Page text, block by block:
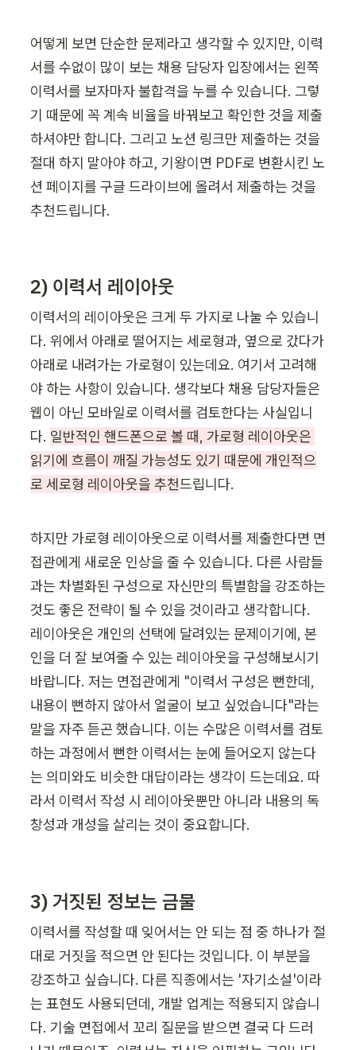
어떻게 보면 단순한 문제라고 생각할 수 있지만, 이력
서를 수없이 많이 보는 채용 담당자 입장에서는 왼쪽
이력서를 보자마자 불합격을 누를 수 있습니다. 그렇
기 때문에 꼭 계속 비율을 바꿔보고 확인한 것을 제출
하셔야만 합니다. 그리고 노션 링크만 제출하는 것을
절대 하지 말아야 하고, 기왕이면 PDF로 변환시킨 노
션 페이지를 구글 드라이브에 올려서 제출하는 것을
추천드립니다.
2) 이력서 레이아웃
이력서의 레이아웃은 크게 두 가지로 나눌 수 있습니
다. 위에서 아래로 떨어지는 세로형과, 옆으로 갔다가
아래로 내려가는 가로형이 있는데요. 여기서 고려해
야 하는 사항이 있습니다. 생각보다 채용 담당자들은
웹이 아닌 모바일로 이력서를 검토한다는 사실입니
다. 일반적인 핸드폰으로 볼 때, 가로형 레이아웃은
읽기에 흐름이 깨질 가능성도 있기 때문에 개인적으
로 세로형 레이아웃을 추천드립니다.
하지만 가로형 레이아웃으로 이력서를 제출한다면 면
접관에게 새로운 인상을 줄 수 있습니다. 다른 사람들
과는 차별화된 구성으로 자신만의 특별함을 강조하는
것도 좋은 전략이 될 수 있을 것이라고 생각합니다.
레이아웃은 개인의 선택에 달려있는 문제이기에, 본
인을 더 잘 보여줄 수 있는 레이아웃을 구성해보시기
바랍니다. 저는 면접관에게 "이력서 구성은 뻔한데,
내용이 뻔하지 않아서 얼굴이 보고 싶었습니다"라는
말을 자주 듣곤 했습니다. 이는 수많은 이력서를 검토
하는 과정에서 뻔한 이력서는 눈에 들어오지 않는다
는 의미와도 비슷한 대답이라는 생각이 드는데요. 따
라서 이력서 작성 시 레이아웃뿐만 아니라 내용의 독
창성과 개성을 살리는 것이 중요합니다.
3) 거짓된 정보는 금물
이력서를 작성할 때 잊어서는 안 되는 점 중 하나가 절
대로 거짓을 적으면 안 된다는 것입니다. 이 부분을
강조하고 싶습니다. 다른 직종에서는 '자기소설'이라
는 표현도 사용되던데, 개발 업계는 적용되지 않습니
다. 기술 면접에서 꼬리 질문을 받으면 결국 다 드러